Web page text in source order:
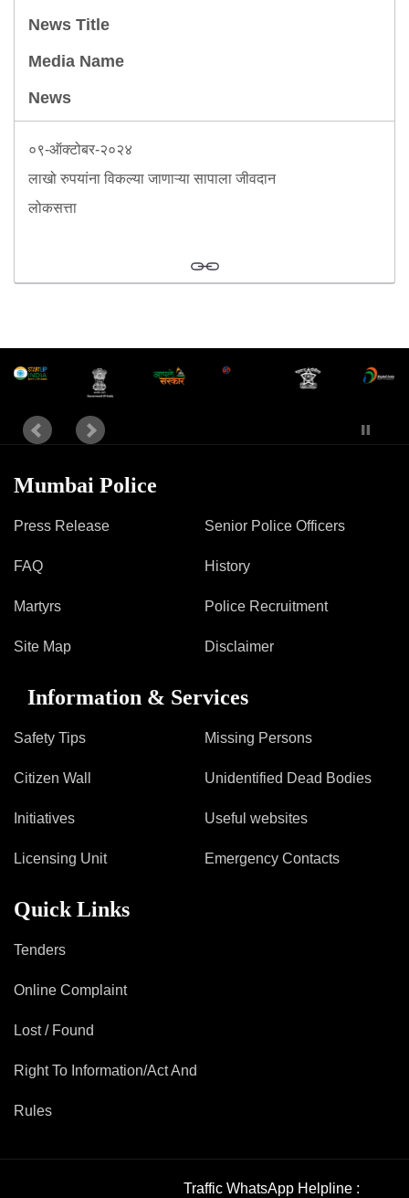
News Title
Media Name
News
०९-ऑक्टोबर-२०२४
लाखो रुपयांना विकल्या जाणाऱ्या सापाला जीवदान
लोकसत्ता
Mumbai Police
Press Release
FAQ
Martyrs
Site Map
Senior Police Officers
History
Police Recruitment
Disclaimer
Information & Services
Safety Tips
Citizen Wall
Initiatives
Licensing Unit
Missing Persons
Unidentified Dead Bodies
Useful websites
Emergency Contacts
Quick Links
Tenders
Online Complaint
Lost / Found
Right To Information/Act And
Rules
Traffic WhatsApp Helpline :